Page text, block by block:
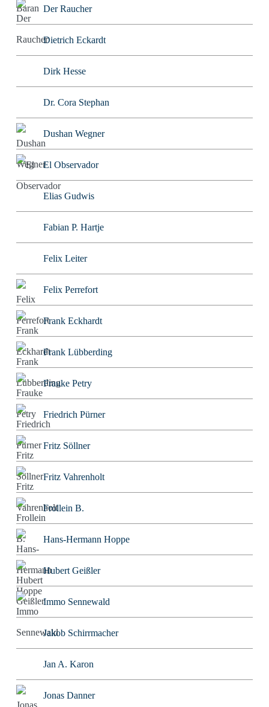
Der Raucher
Dietrich Eckardt
Dirk Hesse
Dr. Cora Stephan
Dushan Wegner
El Observador
Elias Gudwis
Fabian P. Hartje
Felix Leiter
Felix Perrefort
Frank Eckhardt
Frank Lübberding
Frauke Petry
Friedrich Pürner
Fritz Söllner
Fritz Vahrenholt
Frollein B.
Hans-Hermann Hoppe
Hubert Geißler
Immo Sennewald
Jakob Schirrmacher
Jan A. Karon
Jonas Danner